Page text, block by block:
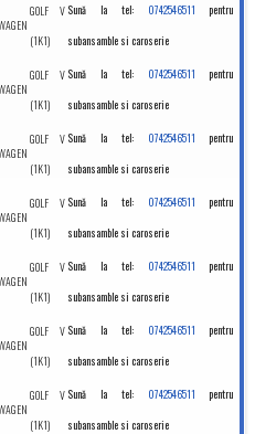
GOLF V
(1K1)
Sună la tel: 0742546511 pentru
subansamble si caroserie
GOLF V
(1K1)
Sună la tel: 0742546511 pentru
subansamble si caroserie
GOLF V
(1K1)
Sună la tel: 0742546511 pentru
subansamble si caroserie
GOLF V
(1K1)
Sună la tel: 0742546511 pentru
subansamble si caroserie
GOLF V
(1K1)
Sună la tel: 0742546511 pentru
subansamble si caroserie
GOLF V
(1K1)
Sună la tel: 0742546511 pentru
subansamble si caroserie
GOLF V
(1K1)
Sună la tel: 0742546511 pentru
subansamble si caroserie